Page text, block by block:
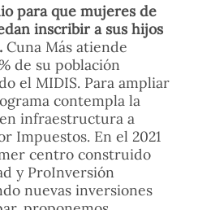
para que mujeres de
inscribir a sus hijos
Cuna Más atiende
de su población
el MIDIS. Para ampliar
contempla la
infraestructura a
Impuestos. En el 2021
centro construido
y ProInversión
nuevas inversiones